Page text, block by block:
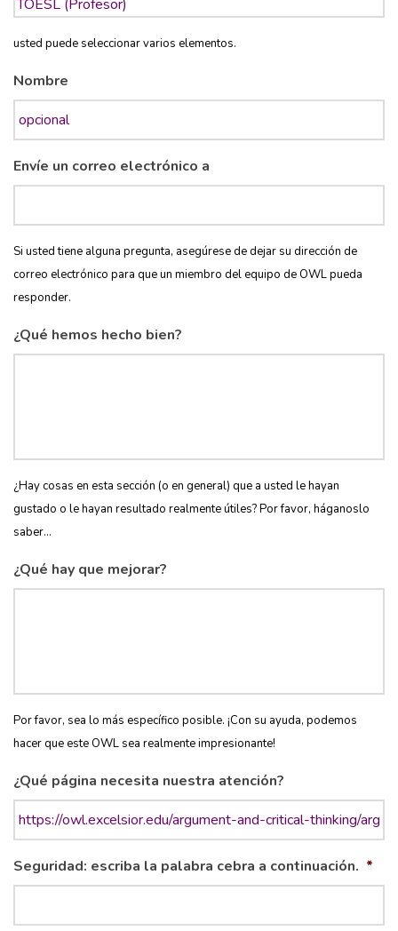
usted puede seleccionar varios elementos.
Nombre
Envíe un correo electrónico a
Si usted tiene alguna pregunta, asegúrese de dejar su dirección de
correo electrónico para que un miembro del equipo de OWL pueda
responder.
¿Qué hemos hecho bien?
¿Hay cosas en esta sección (o en general) que a usted le hayan
gustado o le hayan resultado realmente útiles? Por favor, háganoslo
saber...
¿Qué hay que mejorar?
Por favor, sea lo más específico posible. ¡Con su ayuda, podemos
hacer que este OWL sea realmente impresionante!
¿Qué página necesita nuestra atención?
Seguridad: escriba la palabra cebra a continuación. *